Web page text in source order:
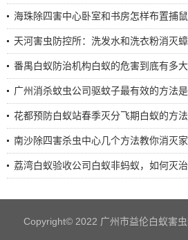
海珠除四害中心卧室和书房怎样布置捕
天河害虫防控所：洗发水和洗衣粉消灭
番禺白蚁防治机构白蚁的危害到底有多大
广州消杀蚊虫公司驱蚊子最有效的方法是
花都预防白蚁站春季灭分飞期白蚁的方法
南沙除四害杀虫中心几个方法教你消灭
荔湾白蚁验收公司白蚁非蚂蚁，如何灭治
Copyright© 2022 广州市益伦白蚁害